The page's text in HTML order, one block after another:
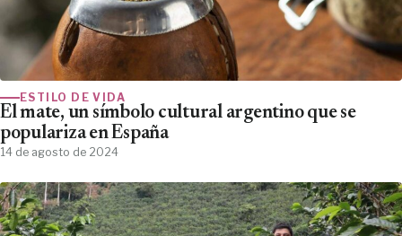
ESTILO DE VIDA
El mate, un símbolo cultural argentino que se
populariza en España
14 de agosto de 2024